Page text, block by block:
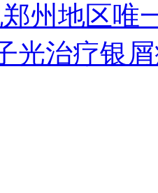
州地区唯
光治疗银